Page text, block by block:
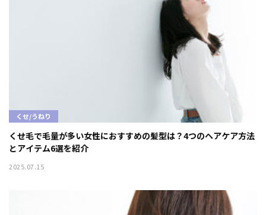
くせ/うねり
くせ毛で毛量が多い女性におすすめの髪型は？4つのヘアケア方法
とアイテム6選を紹介
2025.07.15